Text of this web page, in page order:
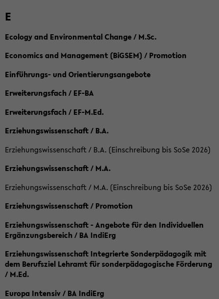
E
Ecology and Environmental Change / M.Sc.
Economics and Management (BiGSEM) / Promotion
Einführungs- und Orientierungsangebote
Erweiterungsfach / EF-BA
Erweiterungsfach / EF-M.Ed.
Erziehungswissenschaft / B.A.
Erziehungswissenschaft / B.A. (Einschreibung bis SoSe 2026)
Erziehungswissenschaft / M.A.
Erziehungswissenschaft / M.A. (Einschreibung bis SoSe 2026)
Erziehungswissenschaft / Promotion
Erziehungswissenschaft - Angebote für den Individuellen
Ergänzungsbereich / BA IndiErg
Erziehungswissenschaft Integrierte Sonderpädagogik mit
dem Berufsziel Lehramt für sonderpädagogische Förderung
/ M.Ed.
Europa Intensiv / BA IndiErg